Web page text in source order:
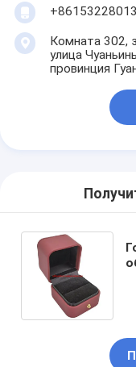
Комната 302,
улица
провинция